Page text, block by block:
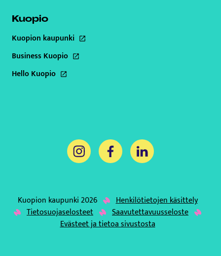
Kuopio
Kuopion kaupunki
Tämä linkki aukeaa uuteen välilehteen
Business Kuopio
Tämä linkki aukeaa uuteen välilehteen
Hello Kuopio
Tämä linkki aukeaa uuteen välilehteen
Kuopion kaupunki 2026 Henkilötietojen käsittely
Tämä linkki aukeaa uuteen
Tietosuojaselosteet
Tämä linkki aukeaa uuteen välilehteen
Saavutettavuusseloste
Evästeet ja tietoa sivustosta
Tämä linkki aukeaa uuteen välilehteen
Tämä linkki aukeaa uuteen
Tämä linkki aukeaa